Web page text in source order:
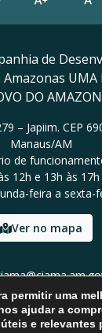
de
UMA
DO
– Japiim. CEP
Manaus/AM
de
12h e 13h às 17h
feira a sexta-
Ver no mapa
(92) 2123 9999
permitir uma
ajudar a
e relevantes